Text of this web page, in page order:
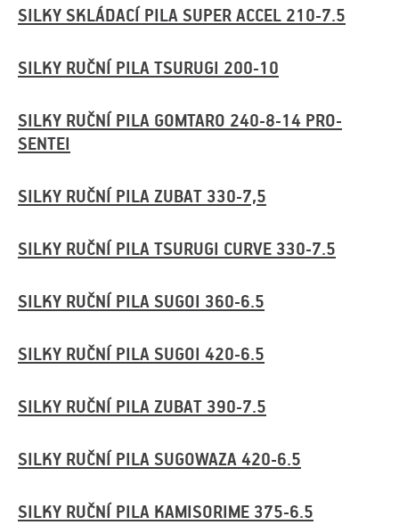
SILKY SKLÁDACÍ PILA SUPER ACCEL 210-7.5
SILKY RUČNÍ PILA TSURUGI 200-10
SILKY RUČNÍ PILA GOMTARO 240-8-14 PRO-
SENTEI
SILKY RUČNÍ PILA ZUBAT 330-7,5
SILKY RUČNÍ PILA TSURUGI CURVE 330-7.5
SILKY RUČNÍ PILA SUGOI 360-6.5
SILKY RUČNÍ PILA SUGOI 420-6.5
SILKY RUČNÍ PILA ZUBAT 390-7.5
SILKY RUČNÍ PILA SUGOWAZA 420-6.5
SILKY RUČNÍ PILA KAMISORIME 375-6.5